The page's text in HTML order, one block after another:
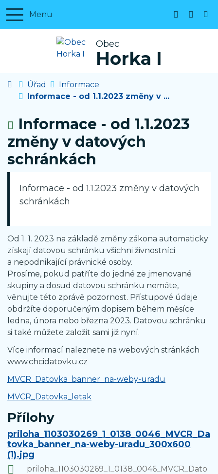
Menu
+420 327
Obec
Horka I
Úvodní stránka
Úřad
Informace
Informace - od 1.1.2023 změny v ...
Informace - od 1.1.2023
změny v datových
schránkách
Informace - od 1.1.2023 změny v datových
schránkách
Od 1. 1. 2023 na základě změny zákona automaticky
získají datovou schránku všichni živnostníci
a nepodnikající právnické osoby.
Prosíme, pokud patříte do jedné ze jmenované
skupiny a dosud datovou schránku nemáte,
věnujte této zprávě pozornost. Přístupové údaje
obdržíte doporučeným dopisem během měsíce
ledna, února nebo března 2023. Datovou schránku
si také můžete založit sami již nyní.
Více informací naleznete na webových stránkách
www.chcidatovku.cz
MVCR_Datovka_banner_na-weby-uradu
MVCR_Datovka_letak
Přílohy
priloha_1103030269_1_0138_0046_MVCR_Da
tovka_banner_na-weby-uradu_300x600
(1).jpg
priloha_1103030269_1_0138_0046_MVCR_Dato